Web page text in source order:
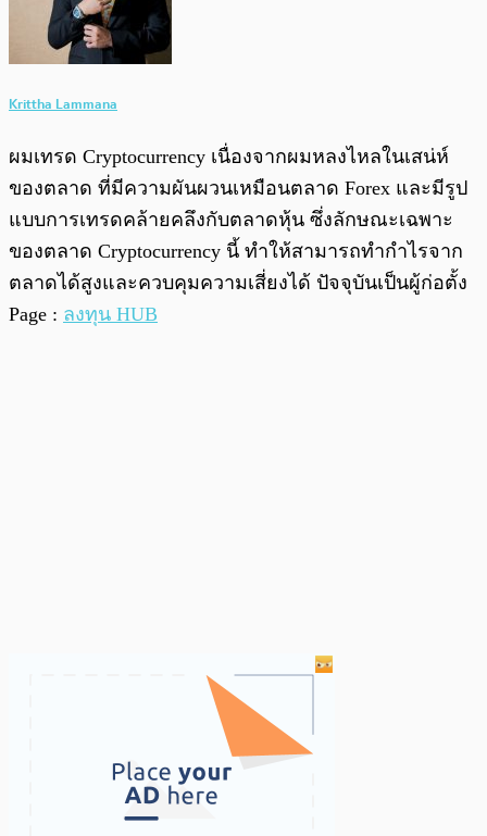
Krittha Lammana
ผมเทรด Cryptocurrency เนื่องจากผมหลงไหลในเสน่ห์
ของตลาด ที่มีความผันผวนเหมือนตลาด Forex และมีรูป
แบบการเทรดคล้ายคลึงกับตลาดหุ้น ซึ่งลักษณะเฉพาะ
ของตลาด Cryptocurrency นี้ ทำให้สามารถทำกำไรจาก
ตลาดได้สูงและควบคุมความเสี่ยงได้ ปัจจุบันเป็นผู้ก่อตั้ง
Page : ลงทุน HUB